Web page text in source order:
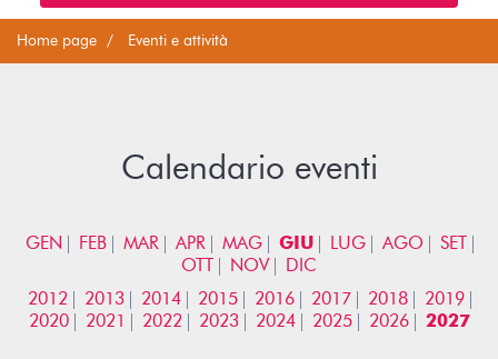
Home page Eventi e attività
Calendario eventi
GEN FEB MAR APR MAG GIU LUG AGO
SET
OTT
NOV
DIC
2012
2013 2014 2015 2016 2017 2018
2019
2020
2021 2022 2023 2024 2025 2026 2027